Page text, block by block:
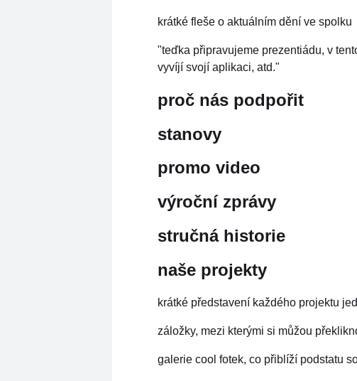
krátké fleše o aktuálním dění ve spolku
"teďka připravujeme prezentiádu, v
vyvíjí svojí aplikaci, atd."
proč nás podpořit
stanovy
promo video
výroční zprávy
stručná historie
naše projekty
krátké představení každého projektu
záložky, mezi kterými si můžou
galerie cool fotek, co přiblíží podstatu